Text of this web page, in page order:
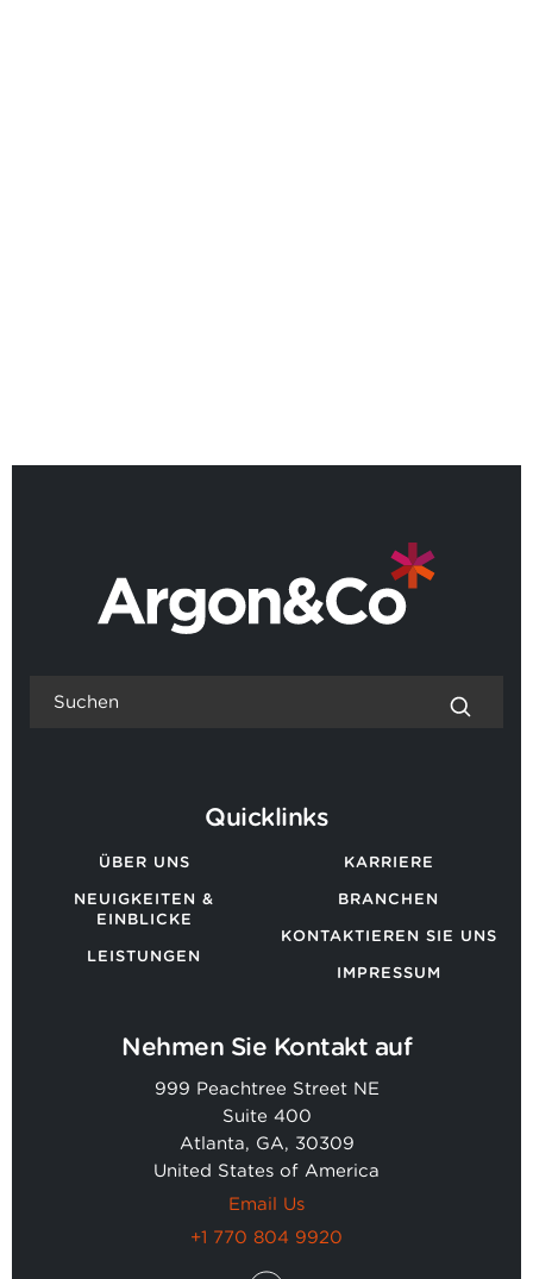
Quicklinks
ÜBER UNS
NEUIGKEITEN &
EINBLICKE
LEISTUNGEN
KARRIERE
BRANCHEN
KONTAKTIEREN SIE UNS
IMPRESSUM
Nehmen Sie Kontakt auf
999 Peachtree Street NE
Suite 400
Atlanta, GA, 30309
United States of America
Email Us
+1 770 804 9920